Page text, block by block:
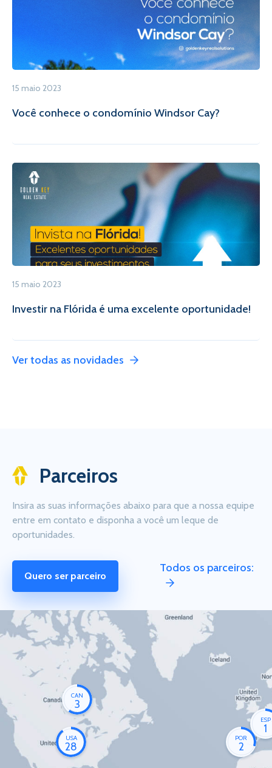
15 maio 2023
Você conhece o condomínio Windsor Cay?
15 maio 2023
Investir na Flórida é uma excelente oportunidade!
Ver todas as novidades
Parceiros
Insira as suas informações abaixo para que a nossa equipe
entre em contato e disponha a você um leque de
oportunidades.
Quero ser parceiro
Todos os parceiros:
CAN
3
USA
28
POR
2
ESP
1